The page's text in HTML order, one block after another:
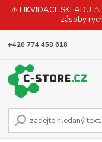
⚠️ LIKVIDACE SKLADU ⚠️
zásoby
+420 774 458 618